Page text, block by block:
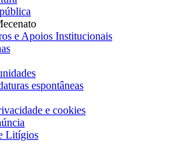
e Apoios Institucionais
espontâneas
e cookies
Litígios